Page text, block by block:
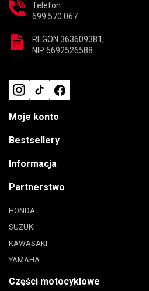
Telefon:
699 570 067
REGON 363609381,
NIP 6692526588
Moje konto
Bestsellery
Informacja
Partnerstwo
HONDA
SUZUKI
KAWASAKI
YAMAHA
Części motocyklowe